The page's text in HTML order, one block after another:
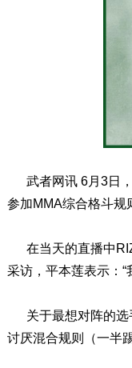
武者网讯 6月3日，
参加MMA综合格斗规
在当天的直播中
采访，平本莲表示：
关于最想对阵的选
讨厌混合规则（一半